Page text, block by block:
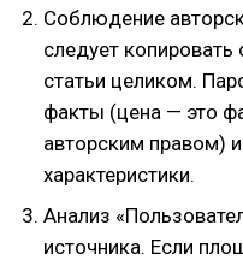
Соблюдение
следует копировать
статьи целиком.
факты (цена — это
авторским правом)
характеристики.
Анализ
источника. Если